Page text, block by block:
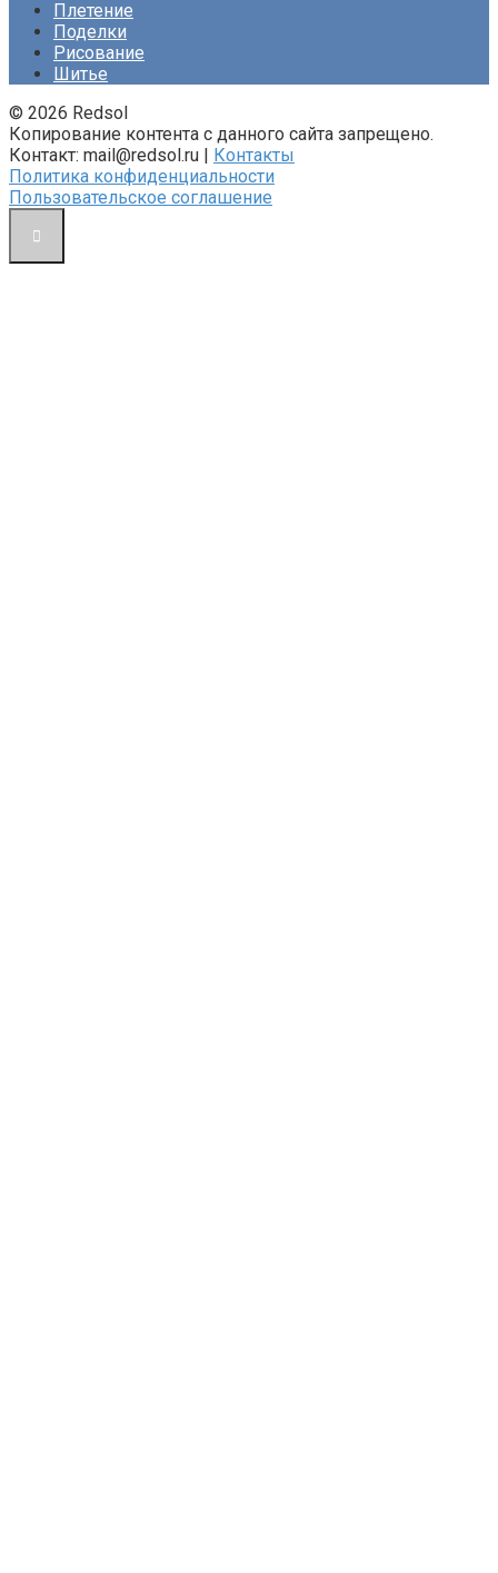
Плетение
Поделки
Рисование
Шитье
© 2026 Redsol
Копирование контента с данного сайта запрещено.
Контакт: mail@redsol.ru | Контакты
Политика конфиденциальности
Пользовательское соглашение